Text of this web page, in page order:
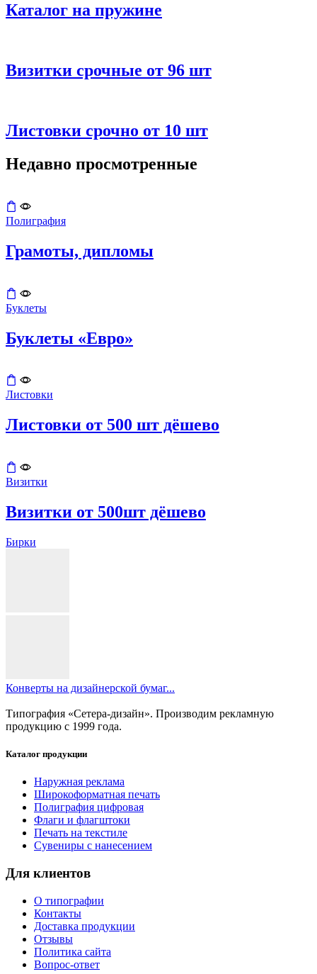
Каталог на пружине
Визитки срочные от 96 шт
Листовки срочно от 10 шт
Недавно просмотренные
Полиграфия
Грамоты, дипломы
Буклеты
Буклеты «Евро»
Листовки
Листовки от 500 шт дёшево
Визитки
Визитки от 500шт дёшево
Бирки
Конверты на дизайнерской бумаг...
Типография «Сетера-дизайн». Производим рекламную
продукцию с 1999 года.
Каталог продукции
Наружная реклама
Широкоформатная печать
Полиграфия цифровая
Флаги и флагштоки
Печать на текстиле
Сувениры с нанесением
Для клиентов
О типографии
Контакты
Доставка продукции
Отзывы
Политика сайта
Вопрос-ответ